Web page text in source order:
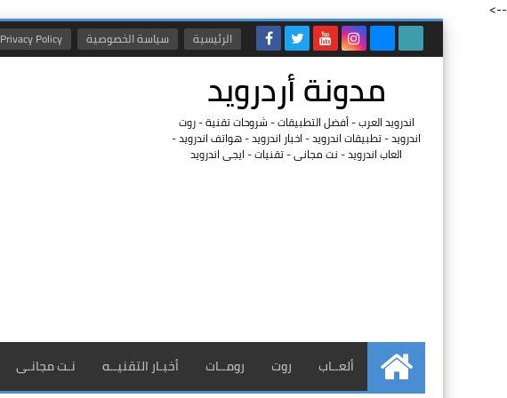
-->
الرئيسية سياسة الخصوصية Privacy Policy
مدونة أردرويد
اندرويد العرب - أفضل التطبيقات - شروحات تقنية - روت
اندرويد - تطبيقات اندرويد - اخبار اندرويد - هواتف اندرويد -
العاب اندرويد - نت مجانى - تقنيات - ايجى اندرويد
الرئيسية
ألعــاب روت رومــات أخبـار التقنيــه نـت مجانـى